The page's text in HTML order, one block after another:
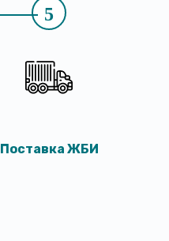
5
Поставка ЖБИ